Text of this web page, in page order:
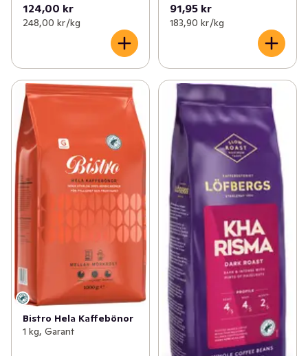
124,00 kr
248,00 kr /kg
91,95 kr
183,90 kr /kg
Bistro Hela Kaffebönor
1 kg, Garant